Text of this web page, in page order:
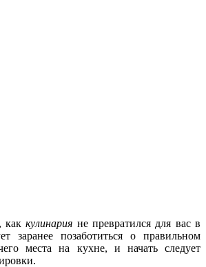
каккулинария не превратился для вас в
заранее позаботиться о правильном
места на кухне, и начать следует